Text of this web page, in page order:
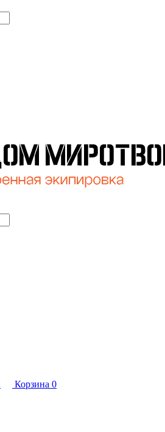
Корзина 0